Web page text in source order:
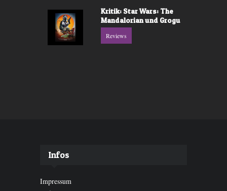
Kritik: Star Wars: The
Mandalorian und Grogu
Reviews
Infos
Impressum